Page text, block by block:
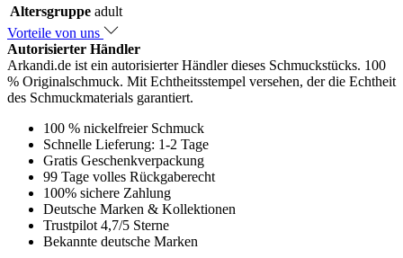
Altersgruppe adult
Vorteile von uns
Autorisierter Händler
Arkandi.de ist ein autorisierter Händler dieses Schmuckstücks. 100
% Originalschmuck. Mit Echtheitsstempel versehen, der die Echtheit
des Schmuckmaterials garantiert.
100 % nickelfreier Schmuck
Schnelle Lieferung: 1-2 Tage
Gratis Geschenkverpackung
99 Tage volles Rückgaberecht
100% sichere Zahlung
Deutsche Marken & Kollektionen
Trustpilot 4,7/5 Sterne
Bekannte deutsche Marken